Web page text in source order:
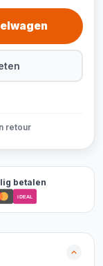
retour
betalen
iDEAL